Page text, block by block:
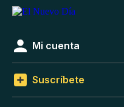
Mi cuenta
Suscríbete